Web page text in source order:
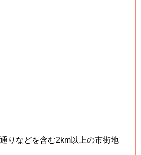
りなどを含む2km以上の市街地